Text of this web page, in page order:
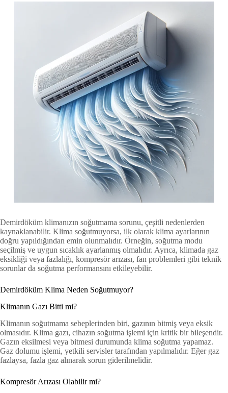
Demirdöküm klimanızın soğutmama sorunu, çeşitli nedenlerden
kaynaklanabilir. Klima soğutmuyorsa, ilk olarak klima ayarlarının
doğru yapıldığından emin olunmalıdır. Örneğin, soğutma modu
seçilmiş ve uygun sıcaklık ayarlanmış olmalıdır. Ayrıca, klimada gaz
eksikliği veya fazlalığı, kompresör arızası, fan problemleri gibi teknik
sorunlar da soğutma performansını etkileyebilir.
Demirdöküm Klima Neden Soğutmuyor?
Klimanın Gazı Bitti mi?
Klimanın soğutmama sebeplerinden biri, gazının bitmiş veya eksik
olmasıdır. Klima gazı, cihazın soğutma işlemi için kritik bir bileşendir.
Gazın eksilmesi veya bitmesi durumunda klima soğutma yapamaz.
Gaz dolumu işlemi, yetkili servisler tarafından yapılmalıdır. Eğer gaz
fazlaysa, fazla gaz alınarak sorun giderilmelidir.
Kompresör Arızası Olabilir mi?